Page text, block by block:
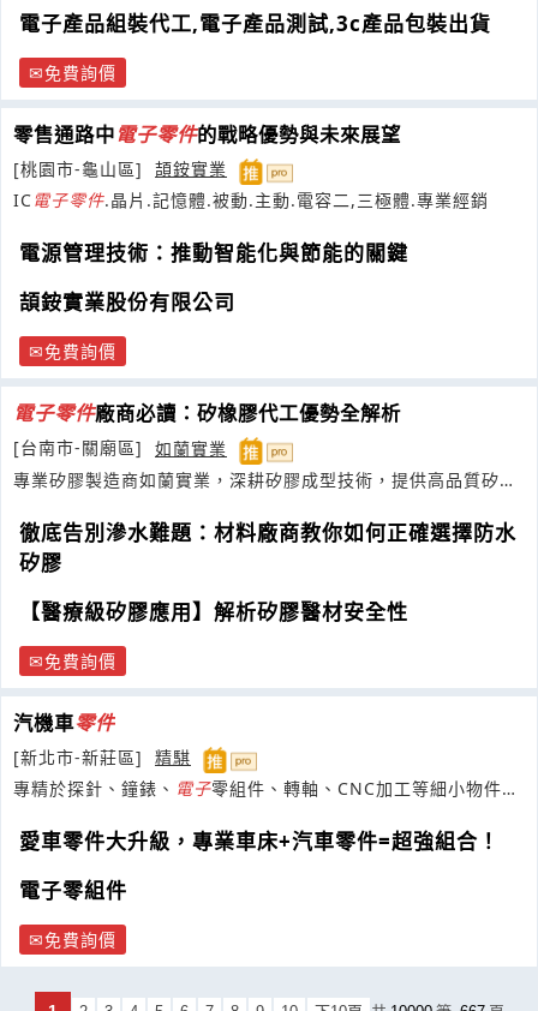
電子產品組裝代工,電子產品測試,3c產品包裝出貨
免費詢價
零售通路中電子零件的戰略優勢與未來展望
[桃園市-龜山區]
頡銨實業
IC電子零件.晶片.記憶體.被動.主動.電容二,三極體.專業經銷
電源管理技術：推動智能化與節能的關鍵
頡銨實業股份有限公司
免費詢價
電子零件廠商必讀：矽橡膠代工優勢全解析
[台南市-關廟區]
如蘭實業
專業矽膠製造商如蘭實業，深耕矽膠成型技術，提供高品質矽膠
徹底告別滲水難題：材料廠商教你如何正確選擇防水
矽膠
【醫療級矽膠應用】解析矽膠醫材安全性
免費詢價
汽機車零件
[新北市-新莊區]
精騏
專精於探針、鐘錶、 電子零組件、轉軸、CNC加工等細小物件之
愛車零件大升級，專業車床+汽車零件=超強組合！
電子零組件
免費詢價